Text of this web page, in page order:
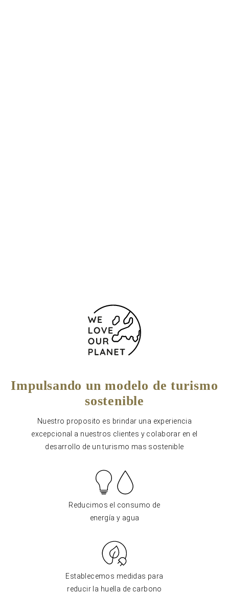
Impulsando un modelo de turismo
sostenible
Nuestro proposito es brindar una experiencia
excepcional a nuestros clientes y colaborar en el
desarrollo de un turismo mas sostenible
Reducimos el consumo de
energía y agua
Establecemos medidas para
reducir la huella de carbono